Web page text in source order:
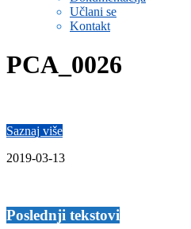
Učlani se
Kontakt
PCA_0026
Saznaj više
2019-03-13
Poslednji tekstovi